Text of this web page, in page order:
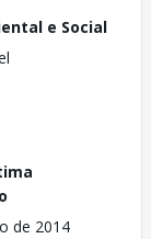
e Social
de 2014